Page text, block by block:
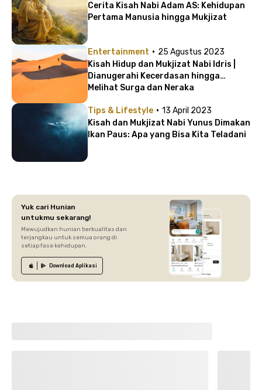
Cerita Kisah Nabi Adam AS: Kehidupan
Pertama Manusia hingga Mukjizat
Entertainment · 25 Agustus 2023
Kisah Hidup dan Mukjizat Nabi Idris |
Dianugerahi Kecerdasan hingga
Melihat Surga dan Neraka
Tips & Lifestyle · 13 April 2023
Kisah dan Mukjizat Nabi Yunus Dimakan
Ikan Paus: Apa yang Bisa Kita Teladani
Yuk cari Hunian
untukmu sekarang!
Mewujudkan hunian berkualitas dan
terjangkau untuk semua orang di
setiap fase kehidupan.
Download Aplikasi